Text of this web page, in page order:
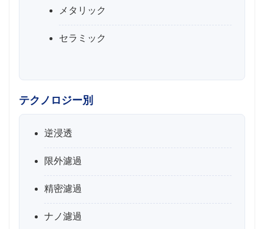
メタリック
セラミック
テクノロジー別
逆浸透
限外濾過
精密濾過
ナノ濾過